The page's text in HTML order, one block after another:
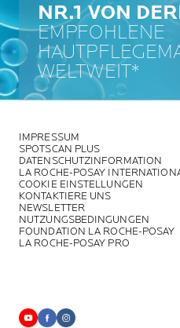
NR.1 VON
EMPFOHLENE
WELTWEIT*
IMPRESSUM
SPOTSCAN PLUS
DATENSCHUTZINFORMATION
LA ROCHE-POSAY
COOKIE EINSTELLUNGEN
KONTAKTIERE UNS
NEWSLETTER
NUTZUNGSBEDINGUNGEN
FOUNDATION LA ROCHE-POSAY
LA ROCHE-POSAY PRO